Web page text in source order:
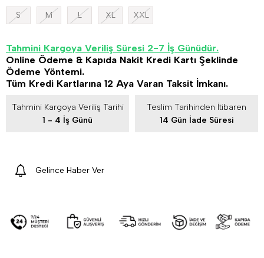
S M L XL XXL
Tahmini Kargoya Veriliş Süresi 2-7 İş Günüdür.
Online Ödeme & Kapıda Nakit Kredi Kartı Şeklinde
Ödeme Yöntemi.
Tüm Kredi Kartlarına 12 Aya Varan Taksit İmkanı.
Tahmini Kargoya Veriliş Tarihi
1 - 4 İş Günü
Teslim Tarihinden İtibaren
14 Gün İade Süresi
Gelince Haber Ver